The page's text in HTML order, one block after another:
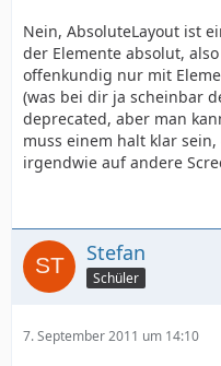
Nein, AbsoluteLayout ist
der Elemente absolut,
offenkundig nur mit
(was bei dir ja scheinbar
deprecated, aber man
muss einem halt klar
irgendwie auf andere
Stefan
Schüler
7. September 2011 um 14:10